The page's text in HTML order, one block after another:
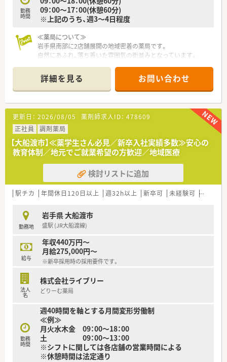
勤務
時間
09：00～17：00(休憩60分)
※上記のうち、週3～4日程度
≪薬局について≫
岩手県南部に2店舗展開の地域密着の薬局です。
自然にあふれ、落ち着いた雰囲気の街並みとなっています。
詳細を見る お問い合わせ
更新日： 2026/08/05 薬剤師求人ID： 478609
正社員
調剤薬局
【大船渡市】≪薬学生さん必見／新卒入社実績多数≫安心の
教育体制／地元でご就業希望の方歓迎／地域医療
検討リストに追加
駅チカ 年間休日120日以上 週32h以上 新卒可 未経験可 ブラン
勤務地
岩手県 大船渡市
盛駅 (JR大船渡線)
給与
年収440万円～
月給275,000円～
※新卒採用時の採用要件です。
法人
名
株式会社ライブリー
どりーむ薬局
勤務
時間
週40時間を軸とする月間変形労働制
≪例≫
月火水木金 09：00～18：00
土 09：00～13：00
※シフトに関しては各店舗の営業時間による
※休憩時間は法定通り